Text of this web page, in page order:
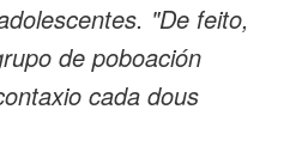
"De feito,
de poboación
cada dous